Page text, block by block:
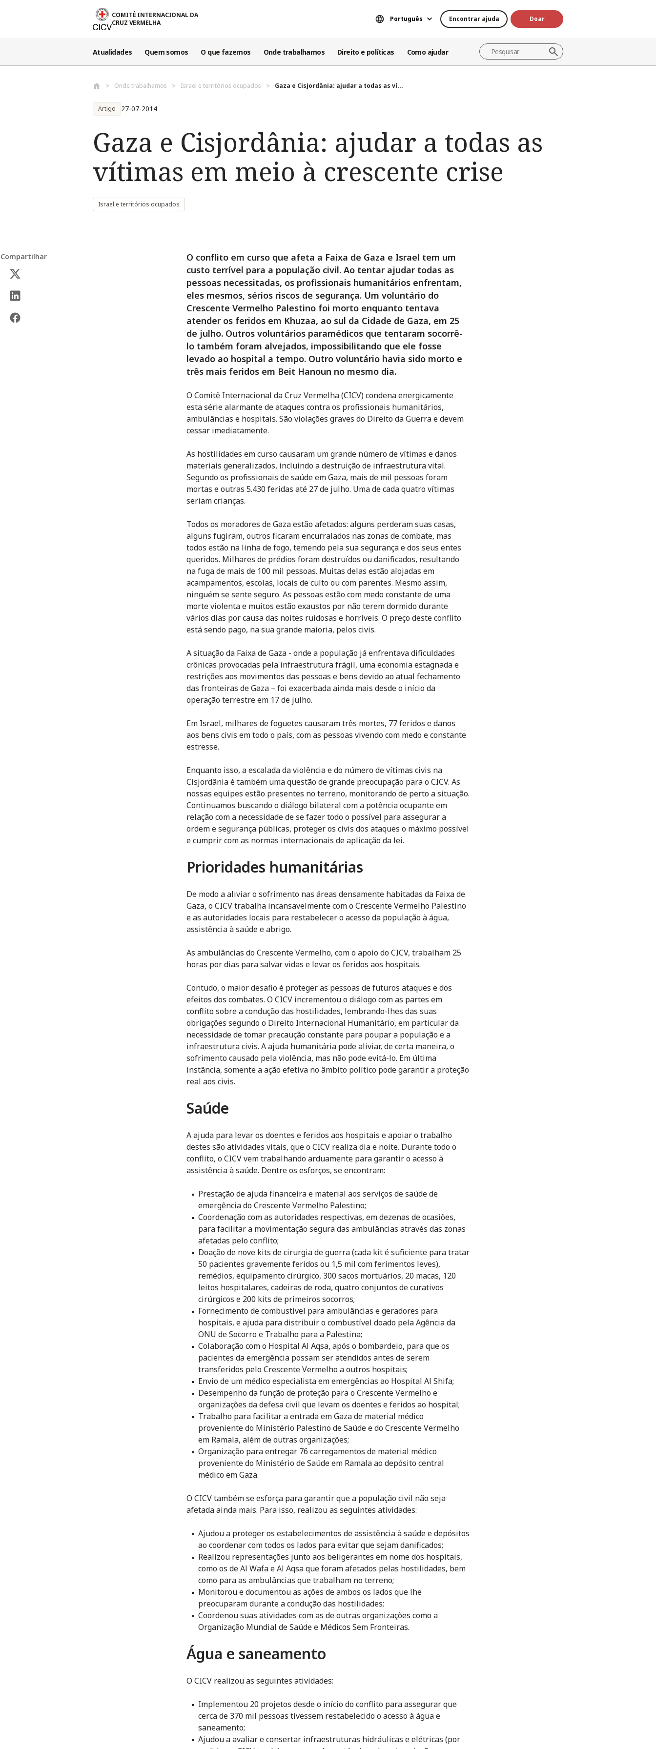
Passar para o conteúdo principal
COMITÊ INTERNACIONAL DA
CRUZ VERMELHA
Português Encontrar ajuda Doar
Atualidades Quem somos O que fazemos Onde trabalhamos Direito e políticas Como ajudar
Onde trabalhamos Israel e territórios ocupados Gaza e Cisjordânia: ajudar a todas as ví...
Artigo 27-07-2014
Gaza e Cisjordânia: ajudar a todas as
vítimas em meio à crescente crise
Israel e territórios ocupados
Compartilhar
O conflito em curso que afeta a Faixa de Gaza e Israel tem um
custo terrível para a população civil. Ao tentar ajudar todas as
pessoas necessitadas, os profissionais humanitários enfrentam,
eles mesmos, sérios riscos de segurança. Um voluntário do
Crescente Vermelho Palestino foi morto enquanto tentava
atender os feridos em Khuzaa, ao sul da Cidade de Gaza, em 25
de julho. Outros voluntários paramédicos que tentaram socorrê-
lo também foram alvejados, impossibilitando que ele fosse
levado ao hospital a tempo. Outro voluntário havia sido morto e
três mais feridos em Beit Hanoun no mesmo dia.
O Comitê Internacional da Cruz Vermelha (CICV) condena energicamente
esta série alarmante de ataques contra os profissionais humanitários,
ambulâncias e hospitais. São violações graves do Direito da Guerra e devem
cessar imediatamente.
As hostilidades em curso causaram um grande número de vítimas e danos
materiais generalizados, incluindo a destruição de infraestrutura vital.
Segundo os profissionais de saúde em Gaza, mais de mil pessoas foram
mortas e outras 5.430 feridas até 27 de julho. Uma de cada quatro vítimas
seriam crianças.
Todos os moradores de Gaza estão afetados: alguns perderam suas casas,
alguns fugiram, outros ficaram encurralados nas zonas de combate, mas
todos estão na linha de fogo, temendo pela sua segurança e dos seus entes
queridos. Milhares de prédios foram destruídos ou danificados, resultando
na fuga de mais de 100 mil pessoas. Muitas delas estão alojadas em
acampamentos, escolas, locais de culto ou com parentes. Mesmo assim,
ninguém se sente seguro. As pessoas estão com medo constante de uma
morte violenta e muitos estão exaustos por não terem dormido durante
vários dias por causa das noites ruidosas e horríveis. O preço deste conflito
está sendo pago, na sua grande maioria, pelos civis.
A situação da Faixa de Gaza - onde a população já enfrentava dificuldades
crônicas provocadas pela infraestrutura frágil, uma economia estagnada e
restrições aos movimentos das pessoas e bens devido ao atual fechamento
das fronteiras de Gaza – foi exacerbada ainda mais desde o início da
operação terrestre em 17 de julho.
Em Israel, milhares de foguetes causaram três mortes, 77 feridos e danos
aos bens civis em todo o país, com as pessoas vivendo com medo e constante
estresse.
Enquanto isso, a escalada da violência e do número de vítimas civis na
Cisjordânia é também uma questão de grande preocupação para o CICV. As
nossas equipes estão presentes no terreno, monitorando de perto a situação.
Continuamos buscando o diálogo bilateral com a potência ocupante em
relação com a necessidade de se fazer todo o possível para assegurar a
ordem e segurança públicas, proteger os civis dos ataques o máximo possível
e cumprir com as normas internacionais de aplicação da lei.
Prioridades humanitárias
De modo a aliviar o sofrimento nas áreas densamente habitadas da Faixa de
Gaza, o CICV trabalha incansavelmente com o Crescente Vermelho Palestino
e as autoridades locais para restabelecer o acesso da população à água,
assistência à saúde e abrigo.
As ambulâncias do Crescente Vermelho, com o apoio do CICV, trabalham 25
horas por dias para salvar vidas e levar os feridos aos hospitais.
Contudo, o maior desafio é proteger as pessoas de futuros ataques e dos
efeitos dos combates. O CICV incrementou o diálogo com as partes em
conflito sobre a condução das hostilidades, lembrando-lhes das suas
obrigações segundo o Direito Internacional Humanitário, em particular da
necessidade de tomar precaução constante para poupar a população e a
infraestrutura civis. A ajuda humanitária pode aliviar, de certa maneira, o
sofrimento causado pela violência, mas não pode evitá-lo. Em última
instância, somente a ação efetiva no âmbito político pode garantir a proteção
real aos civis.
Saúde
A ajuda para levar os doentes e feridos aos hospitais e apoiar o trabalho
destes são atividades vitais, que o CICV realiza dia e noite. Durante todo o
conflito, o CICV vem trabalhando arduamente para garantir o acesso à
assistência à saúde. Dentre os esforços, se encontram:
Prestação de ajuda financeira e material aos serviços de saúde de
emergência do Crescente Vermelho Palestino;
Coordenação com as autoridades respectivas, em dezenas de ocasiões,
para facilitar a movimentação segura das ambulâncias através das zonas
afetadas pelo conflito;
Doação de nove kits de cirurgia de guerra (cada kit é suficiente para tratar
50 pacientes gravemente feridos ou 1,5 mil com ferimentos leves),
remédios, equipamento cirúrgico, 300 sacos mortuários, 20 macas, 120
leitos hospitalares, cadeiras de roda, quatro conjuntos de curativos
cirúrgicos e 200 kits de primeiros socorros;
Fornecimento de combustível para ambulâncias e geradores para
hospitais, e ajuda para distribuir o combustível doado pela Agência da
ONU de Socorro e Trabalho para a Palestina;
Colaboração com o Hospital Al Aqsa, após o bombardeio, para que os
pacientes da emergência possam ser atendidos antes de serem
transferidos pelo Crescente Vermelho a outros hospitais;
Envio de um médico especialista em emergências ao Hospital Al Shifa;
Desempenho da função de proteção para o Crescente Vermelho e
organizações da defesa civil que levam os doentes e feridos ao hospital;
Trabalho para facilitar a entrada em Gaza de material médico
proveniente do Ministério Palestino de Saúde e do Crescente Vermelho
em Ramala, além de outras organizações;
Organização para entregar 76 carregamentos de material médico
proveniente do Ministério de Saúde em Ramala ao depósito central
médico em Gaza.
O CICV também se esforça para garantir que a população civil não seja
afetada ainda mais. Para isso, realizou as seguintes atividades:
Ajudou a proteger os estabelecimentos de assistência à saúde e depósitos
ao coordenar com todos os lados para evitar que sejam danificados;
Realizou representações junto aos beligerantes em nome dos hospitais,
como os de Al Wafa e Al Aqsa que foram afetados pelas hostilidades, bem
como para as ambulâncias que trabalham no terreno;
Monitorou e documentou as ações de ambos os lados que lhe
preocuparam durante a condução das hostilidades;
Coordenou suas atividades com as de outras organizações como a
Organização Mundial de Saúde e Médicos Sem Fronteiras.
Água e saneamento
O CICV realizou as seguintes atividades:
Implementou 20 projetos desde o início do conflito para assegurar que
cerca de 370 mil pessoas tivessem restabelecido o acesso à água e
saneamento;
Ajudou a avaliar e consertar infraestruturas hidráulicas e elétricas (por